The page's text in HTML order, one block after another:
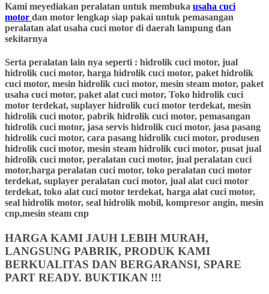
Kami meyediakan peralatan untuk membuka usaha cuci
motor dan motor lengkap siap pakai untuk pemasangan
peralatan alat usaha cuci motor di daerah lampung dan
sekitarnya
Serta peralatan lain nya seperti : hidrolik cuci motor, jual
hidrolik cuci motor, harga hidrolik cuci motor, paket hidrolik
cuci motor, mesin hidrolik cuci motor, mesin steam motor, paket
usaha cuci motor, paket alat cuci motor, Toko hidrolik cuci
motor terdekat, suplayer hidrolik cuci motor terdekat, mesin
hidrolik cuci motor, pabrik hidrolik cuci motor, pemasangan
hidrolik cuci motor, jasa servis hidrolik cuci motor, jasa pasang
hidrolik cuci motor, cara pasang hidrolik cuci motor, produsen
hidrolik cuci motor, mesin steam hidrolik cuci motor, pusat jual
hidrolik cuci motor, peralatan cuci motor, jual peralatan cuci
motor,harga peralatan cuci motor, toko peralatan cuci motor
terdekat, suplayer peralatan cuci motor, jual alat cuci motor
terdekat, toko alat cuci motor terdekat, harga alat cuci motor,
seal hidrolik motor, seal hidrolik mobil, kompresor angin, mesin
cnp,mesin steam cnp
HARGA KAMI JAUH LEBIH MURAH,
LANGSUNG PABRIK, PRODUK KAMI
BERKUALITAS DAN BERGARANSI, SPARE
PART READY. BUKTIKAN !!!